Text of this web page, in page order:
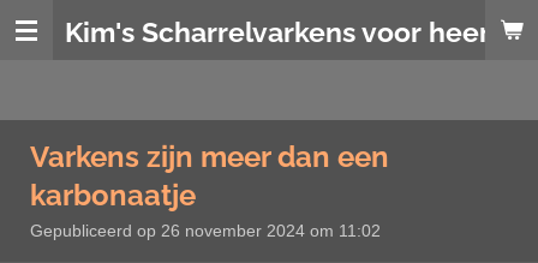
Ga
Kim's Scharrelvarkens voor
Varkens zijn meer dan een
karbonaatje
Gepubliceerd op 26 november 2024 om 11:02